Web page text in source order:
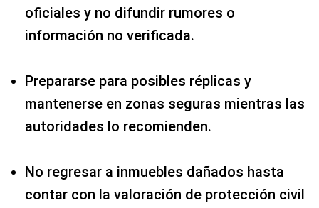
oficiales y no difundir rumores o
información no verificada.
Prepararse para posibles réplicas y
mantenerse en zonas seguras mientras las
autoridades lo recomienden.
No regresar a inmuebles dañados hasta
contar con la valoración de protección civil